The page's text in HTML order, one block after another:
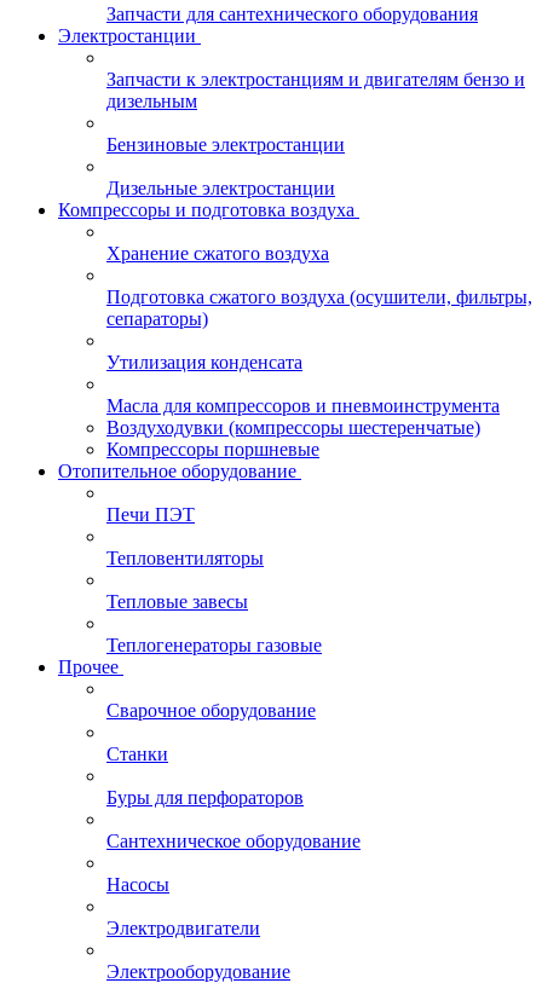
Запчасти для сантехнического оборудования
Электростанции
Запчасти к электростанциям и двигателям бензо и
дизельным
Бензиновые электростанции
Дизельные электростанции
Компрессоры и подготовка воздуха
Хранение сжатого воздуха
Подготовка сжатого воздуха (осушители, фильтры,
сепараторы)
Утилизация конденсата
Масла для компрессоров и пневмоинструмента
Воздуходувки (компрессоры шестеренчатые)
Компрессоры поршневые
Отопительное оборудование
Печи ПЭТ
Тепловентиляторы
Тепловые завесы
Теплогенераторы газовые
Прочее
Сварочное оборудование
Станки
Буры для перфораторов
Сантехническое оборудование
Насосы
Электродвигатели
Электрооборудование